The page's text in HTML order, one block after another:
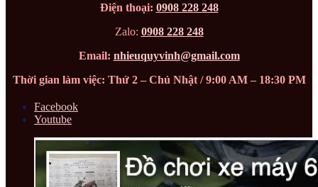
Điện thoại: 0908 228 248
Zalo: 0908 228 248
Email: nhieuquyvinh@gmail.com
Thời gian làm việc: Thứ 2 – Chủ Nhật / 9:00 AM – 18:30 PM
Facebook
Youtube